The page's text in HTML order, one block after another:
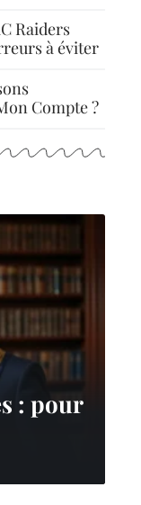
Raiders
à éviter
Compte ?
: pour